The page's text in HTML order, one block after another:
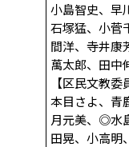
小島智史、
石塚猛、小菅
間洋、寺井
萬太郎、田中
【区民文教委
本目さよ、青
月元美、◎水
田晃、小高